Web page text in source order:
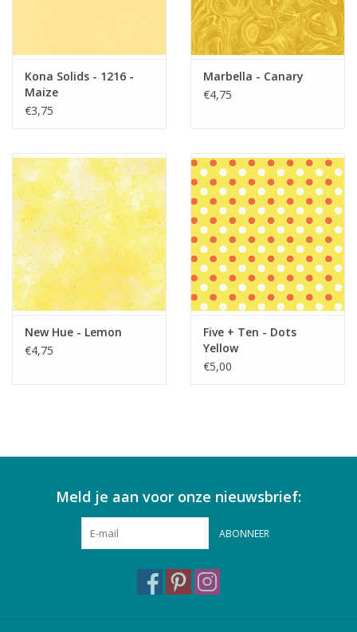
Kona Solids - 1216 -
Maize
€3,75
Marbella - Canary
€4,75
New Hue - Lemon
€4,75
Five + Ten - Dots
Yellow
€5,00
Meld je aan voor onze nieuwsbrief:
ABONNEER